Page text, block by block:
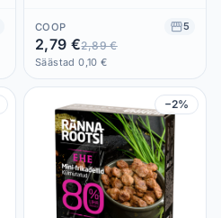
COOP 5
2,79 €2,89 €
Säästad 0,10 €
−2%